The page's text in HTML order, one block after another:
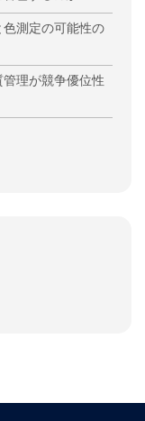
測定の可能性の
理が競争優位性
Twitter)